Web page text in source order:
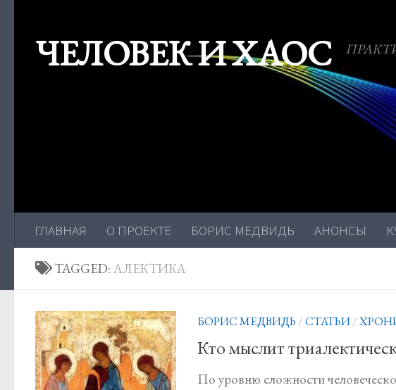
ЧЕЛОВЕК И ХАОС
ГЛАВНАЯ О ПРОЕКТЕ БОРИС МЕДВИДЬ АНОНСЫ
TAGGED:АЛЕКТИКА
БОРИС МЕДВИДЬ /СТАТЬИ/
Кто мыслит
По уровню сложности